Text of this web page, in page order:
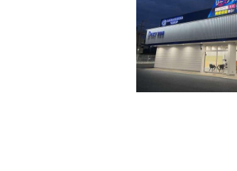
シートヒーター
フロントカメラ
－ ルーフレール